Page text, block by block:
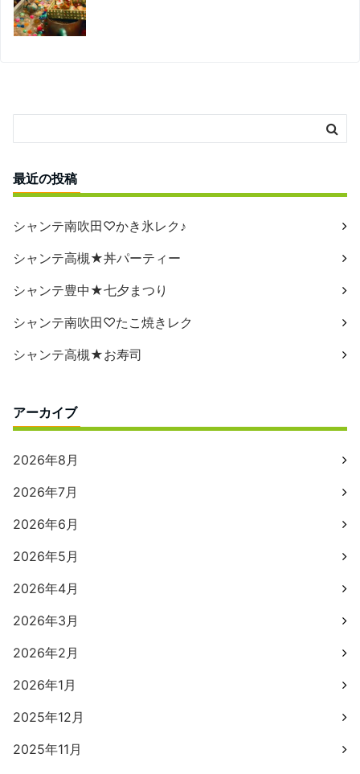
最近の投稿
シャンテ南吹田♡かき氷レク♪
シャンテ高槻★丼パーティー
シャンテ豊中★七夕まつり
シャンテ南吹田♡たこ焼きレク
シャンテ高槻★お寿司
アーカイブ
2026年8月
2026年7月
2026年6月
2026年5月
2026年4月
2026年3月
2026年2月
2026年1月
2025年12月
2025年11月